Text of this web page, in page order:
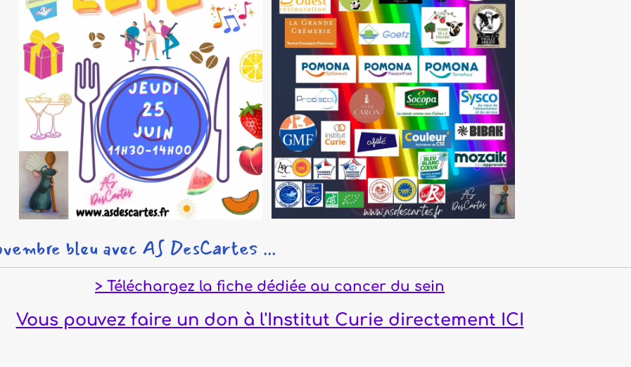
AS DesCartes ...
Téléchargez la fiche dédiée au cancer du sein
faire un don à l'Institut Curie directement ICI